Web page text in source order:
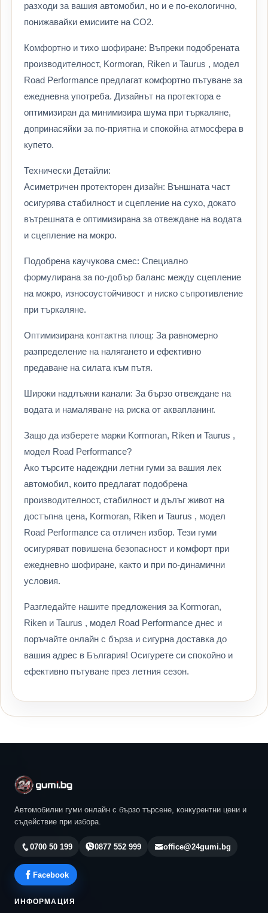
разходи за вашия автомобил, но и е по-екологично,
понижавайки емисиите на CO2.
Комфортно и тихо шофиране: Въпреки подобрената
производителност, Kormoran, Riken и Taurus , модел
Road Performance предлагат комфортно пътуване за
ежедневна употреба. Дизайнът на протектора е
оптимизиран да минимизира шума при търкаляне,
допринасяйки за по-приятна и спокойна атмосфера в
купето.
Технически Детайли:
Асиметричен протекторен дизайн: Външната част
осигурява стабилност и сцепление на сухо, докато
вътрешната е оптимизирана за отвеждане на водата
и сцепление на мокро.
Подобрена каучукова смес: Специално
формулирана за по-добър баланс между сцепление
на мокро, износоустойчивост и ниско съпротивление
при търкаляне.
Оптимизирана контактна площ: За равномерно
разпределение на налягането и ефективно
предаване на силата към пътя.
Широки надлъжни канали: За бързо отвеждане на
водата и намаляване на риска от аквапланинг.
Защо да изберете марки Kormoran, Riken и Taurus ,
модел Road Performance?
Ако търсите надеждни летни гуми за вашия лек
автомобил, които предлагат подобрена
производителност, стабилност и дълъг живот на
достъпна цена, Kormoran, Riken и Taurus , модел
Road Performance са отличен избор. Тези гуми
осигуряват повишена безопасност и комфорт при
ежедневно шофиране, както и при по-динамични
условия.
Разгледайте нашите предложения за Kormoran,
Riken и Taurus , модел Road Performance днес и
поръчайте онлайн с бърза и сигурна доставка до
вашия адрес в България! Осигурете си спокойно и
ефективно пътуване през летния сезон.
Автомобилни гуми онлайн с бързо търсене, конкурентни цени и
съдействие при избора.
0700 50 199 0877 552 999 office@24gumi.bg
Facebook
ИНФОРМАЦИЯ